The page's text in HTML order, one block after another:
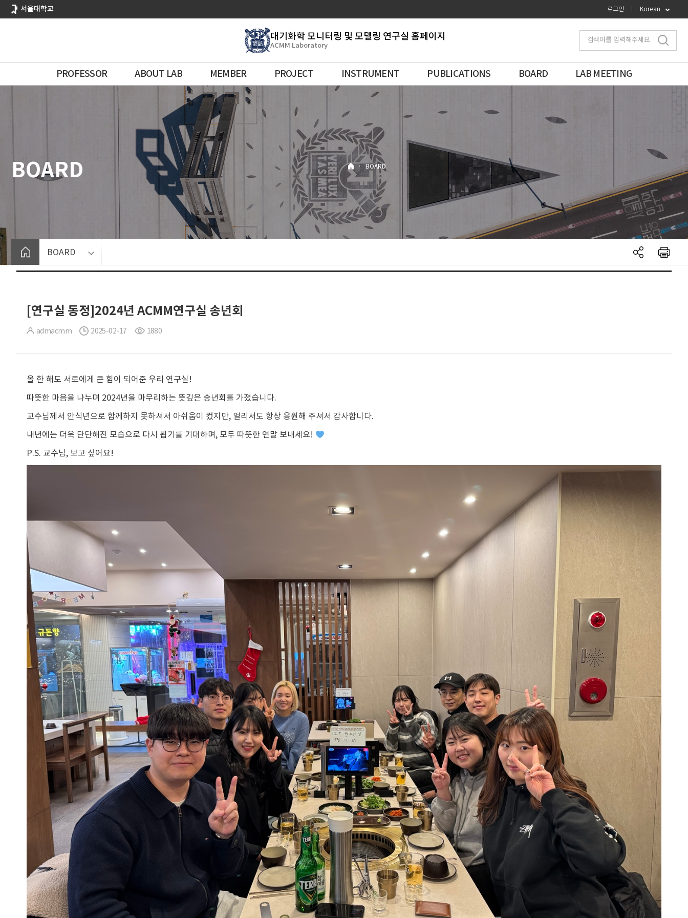
로
서울대학교 로그인 Korean
대기화학 모니터링 및 모델링 연구실 홈페이지
ACMM Laboratory
PROFESSOR ABOUT LAB MEMBER PROJECT INSTRUMENT PUBLICATIONS BOARD LAB MEETING
검색어를 입력해주세요.
BOARD · BOARD
BOARD
[연구실 동정]2024년 ACMM연구실 송년회
admacmm 2025-02-17 1880
올 한 해도 서로에게 큰 힘이 되어준 우리 연구실!
따뜻한 마음을 나누며 2024년을 마무리하는 뜻깊은 송년회를 가졌습니다.
교수님께서 안식년으로 함께하지 못하셔서 아쉬움이 컸지만, 멀리서도 항상 응원해 주셔서 감사합니다.
내년에는 더욱 단단해진 모습으로 다시 뵙기를 기대하며, 모두 따뜻한 연말 보내세요!
P.S. 교수님, 보고 싶어요!